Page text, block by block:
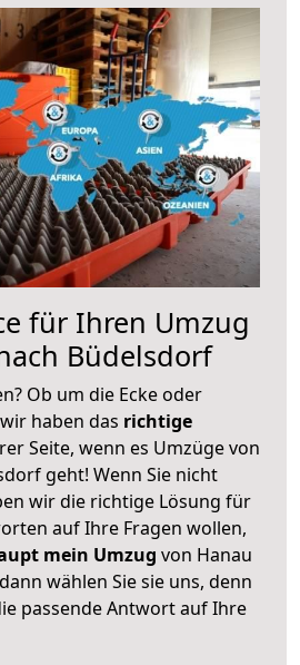
für Ihren Umzug
Büdelsdorf
Ob um die Ecke oder
haben das richtige
Seite, wenn es Umzüge von
geht! Wenn Sie nicht
wir die richtige Lösung für
auf Ihre Fragen wollen,
mein Umzug von Hanau
wählen Sie sie uns, denn
passende Antwort auf Ihre